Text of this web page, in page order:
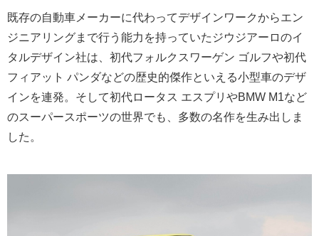
既存の自動車メーカーに代わってデザインワークからエン
ジニアリングまで行う能力を持っていたジウジアーロのイ
タルデザイン社は、初代フォルクスワーゲン ゴルフや初代
フィアット パンダなどの歴史的傑作といえる小型車のデザ
インを連発。そして初代ロータス エスプリやBMW M1など
のスーパースポーツの世界でも、多数の名作を生み出しま
した。